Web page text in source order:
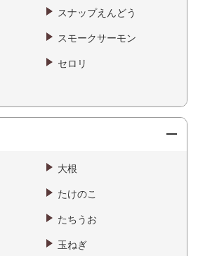
スナップえんどう
スモークサーモン
セロリ
大根
たけのこ
たちうお
玉ねぎ